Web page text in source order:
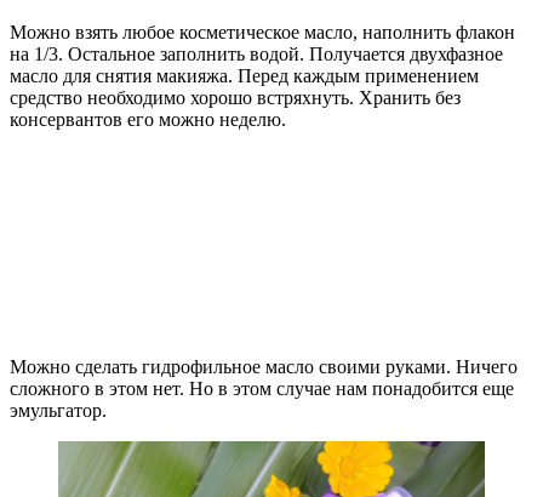
Можно взять любое косметическое масло, наполнить флакон
на 1/3. Остальное заполнить водой. Получается двухфазное
масло для снятия макияжа. Перед каждым применением
средство необходимо хорошо встряхнуть. Хранить без
консервантов его можно неделю.
Можно сделать гидрофильное масло своими руками. Ничего
сложного в этом нет. Но в этом случае нам понадобится еще
эмульгатор.